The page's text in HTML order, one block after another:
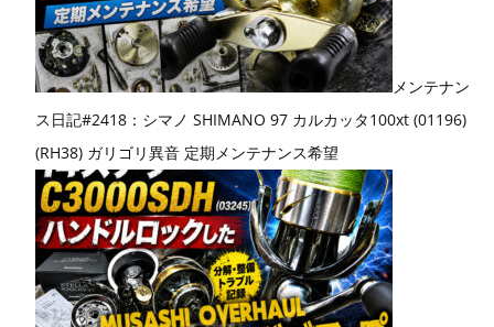
メンテナン
ス日記#2418：シマノ SHIMANO 97 カルカッタ100xt (01196)
(RH38) ガリゴリ異音 定期メンテナンス希望